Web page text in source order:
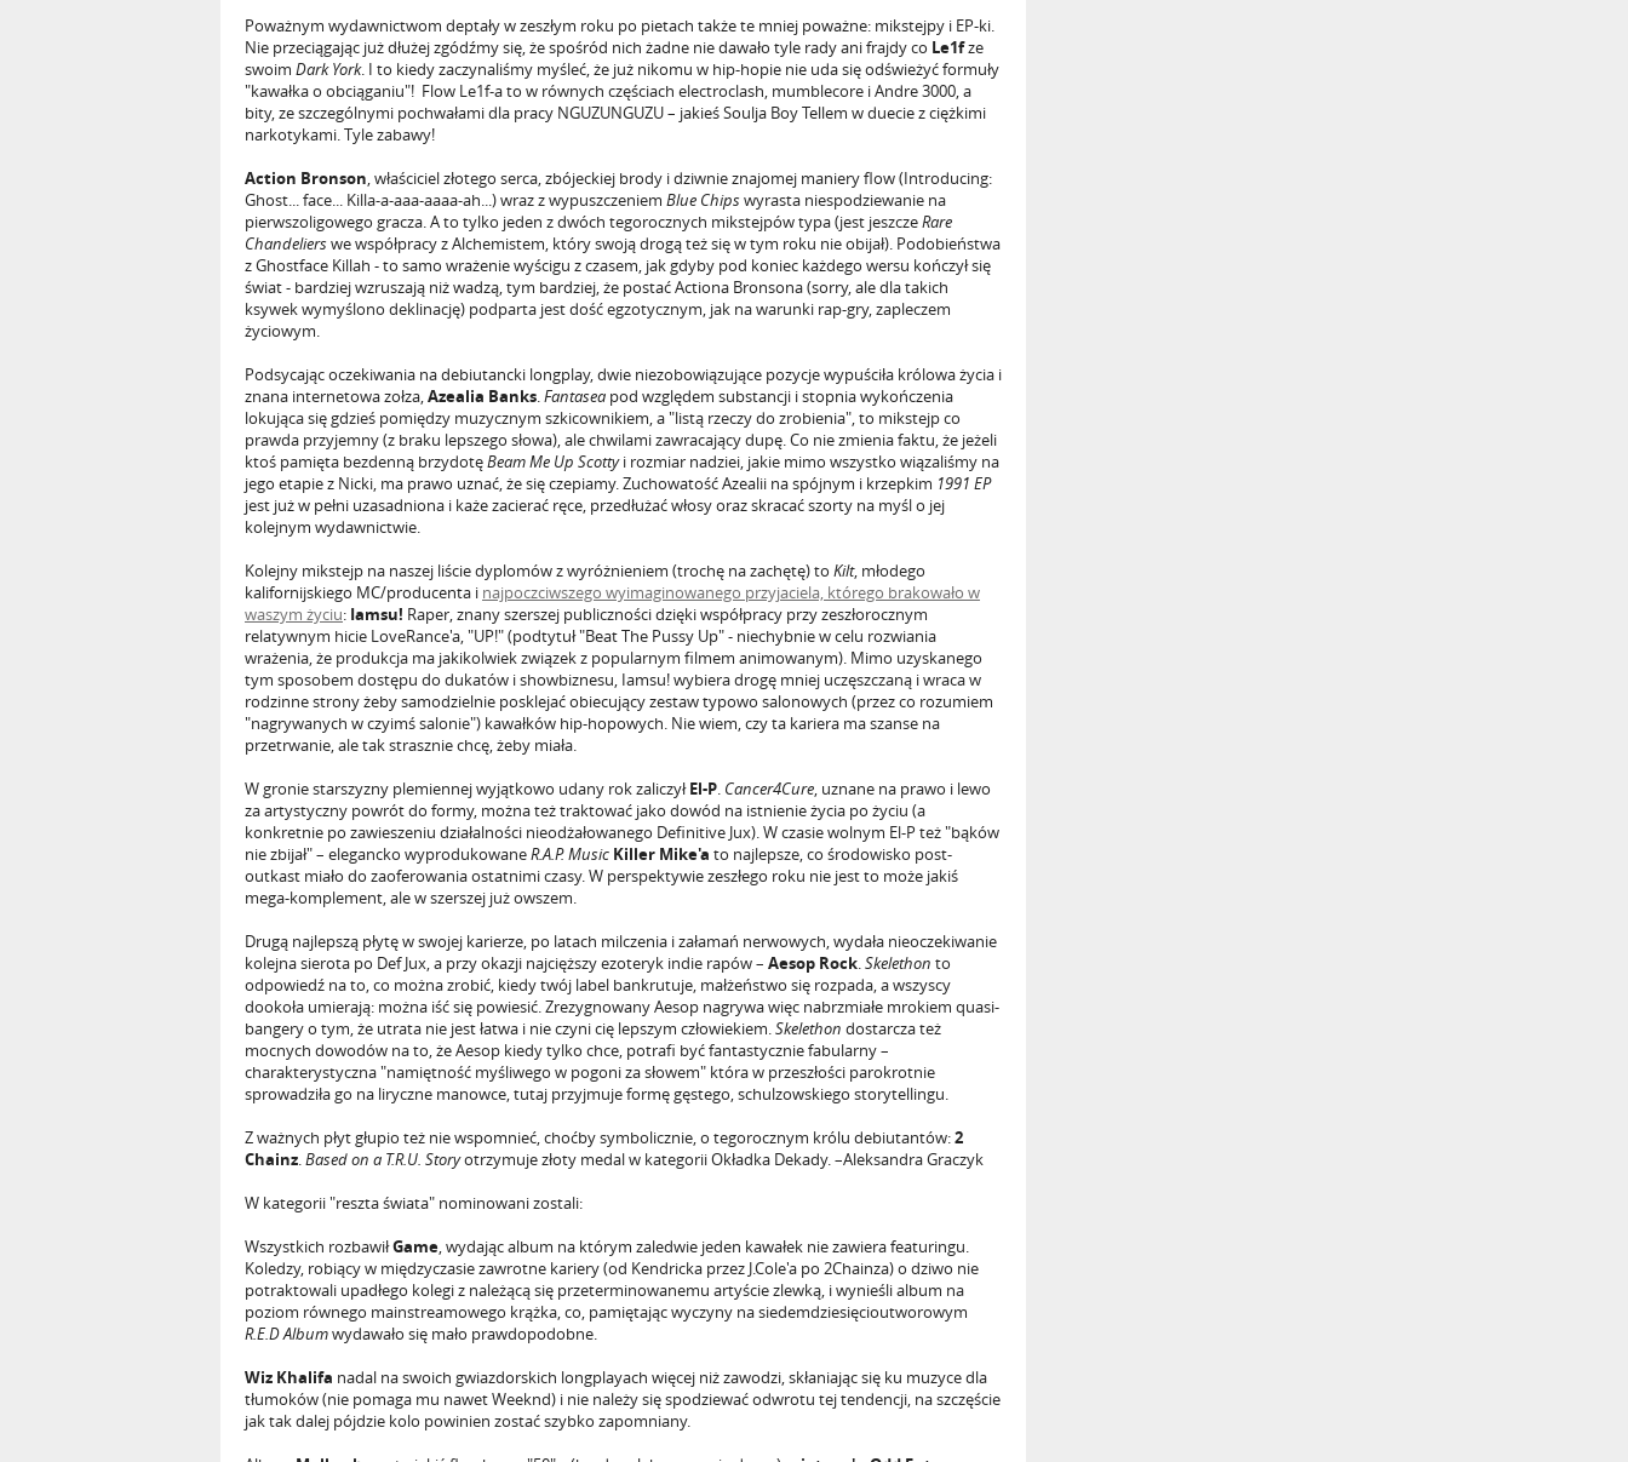
Poważnym wydawnictwom deptały w zeszłym roku po pietach także te mniej poważne: mikstejpy i EP-ki.
Nie przeciągając już dłużej zgódźmy się, że spośród nich żadne nie dawało tyle rady ani frajdy co Le1fze
swoim Dark York. I to kiedy zaczynaliśmy myśleć, że już nikomu w hip-hopie nie uda się odświeżyć formuły
"kawałka o obciąganiu"! Flow Le1f-a to w równych częściach electroclash, mumblecore i Andre 3000, a
bity, ze szczególnymi pochwałami dla pracy NGUZUNGUZU – jakieś Soulja Boy Tellem w duecie z ciężkimi
narkotykami. Tyle zabawy!
Action Bronson, właściciel złotego serca, zbójeckiej brody i dziwnie znajomej maniery flow (Introducing:
Ghost... face... Killa-a-aaa-aaaa-ah...) wraz z wypuszczeniem Blue Chipswyrasta niespodziewanie na
pierwszoligowego gracza. A to tylko jeden z dwóch tegorocznych mikstejpów typa (jest jeszczeRare
Chandelierswe współpracy z Alchemistem, który swoją drogą też się w tym roku nie obijał). Podobieństwa
z Ghostface Killah - to samo wrażenie wyścigu z czasem, jak gdyby pod koniec każdego wersu kończył się
świat - bardziej wzruszają niż wadzą, tym bardziej, że postać Actiona Bronsona (sorry, ale dla takich
ksywek wymyślono deklinację) podparta jest dość egzotycznym, jak na warunki rap-gry, zapleczem
życiowym.
Podsycając oczekiwania na debiutancki longplay, dwie niezobowiązujące pozycje wypuściła królowa życia i
znana internetowa zołza,Azealia Banks.Fantasea pod względem substancji i stopnia wykończenia
lokująca się gdzieś pomiędzy muzycznym szkicownikiem, a "listą rzeczy do zrobienia", to mikstejp co
prawda przyjemny (z braku lepszego słowa), ale chwilami zawracający dupę. Co nie zmienia faktu, że jeżeli
ktoś pamięta bezdenną brzydotęBeam Me Up Scottyi rozmiar nadziei, jakie mimo wszystko wiązaliśmy na
jego etapie z Nicki, ma prawo uznać, że się czepiamy. Zuchowatość Azealii na spójnym i krzepkim 1991 EP
jest już w pełni uzasadniona i każe zacierać ręce, przedłużać włosy oraz skracać szorty na myśl o jej
kolejnym wydawnictwie.
Kolejny mikstejp na naszej liście dyplomów z wyróżnieniem (trochę na zachętę) to Kilt, młodego
kalifornijskiego MC/producenta i najpoczciwszego wyimaginowanego przyjaciela, którego brakowało w
waszym życiu: Iamsu! Raper, znany szerszej publiczności dzięki współpracy przy zeszłorocznym
relatywnym hicie LoveRance'a, "UP!" (podtytuł "Beat The Pussy Up" - niechybnie w celu rozwiania
wrażenia, że produkcja ma jakikolwiek związek z popularnym filmem animowanym). Mimo uzyskanego
tym sposobem dostępu do dukatów i showbiznesu, Iamsu! wybiera drogę mniej uczęszczaną i wraca w
rodzinne strony żeby samodzielnie posklejać obiecujący zestaw typowo salonowych (przez co rozumiem
"nagrywanych w czyimś salonie") kawałków hip-hopowych. Nie wiem, czy ta kariera ma szanse na
przetrwanie, ale tak strasznie chcę, żeby miała.
W gronie starszyzny plemiennej wyjątkowo udany rok zaliczyłEl-P. Cancer4Cure, uznane na prawo i lewo
za artystyczny powrót do formy, można też traktować jako dowód na istnienie życia po życiu (a
konkretnie po zawieszeniu działalności nieodżałowanego Definitive Jux). W czasie wolnym El-P też "bąków
nie zbijał" – elegancko wyprodukowaneR.A.P. Music Killer Mike'a to najlepsze, co środowisko post-
outkast miało do zaoferowania ostatnimi czasy. W perspektywie zeszłego roku nie jest to może jakiś
mega-komplement, ale w szerszej już owszem.
Drugą najlepszą płytę w swojej karierze, po latach milczenia i załamań nerwowych, wydała nieoczekiwanie
kolejna sierota po Def Jux, a przy okazji najcięższy ezoteryk indie rapów – Aesop Rock.Skelethon to
odpowiedź na to, co można zrobić, kiedy twój label bankrutuje, małżeństwo się rozpada, a wszyscy
dookoła umierają: można iść się powiesić. Zrezygnowany Aesop nagrywa więc nabrzmiałe mrokiem quasi-
bangery o tym, że utrata nie jest łatwa i nie czyni cię lepszym człowiekiem.Skelethon dostarcza też
mocnych dowodów na to, że Aesop kiedy tylko chce, potrafi być fantastycznie fabularny –
charakterystyczna "namiętność myśliwego w pogoni za słowem" która w przeszłości parokrotnie
sprowadziła go na liryczne manowce, tutaj przyjmuje formę gęstego, schulzowskiego storytellingu.
Z ważnych płyt głupio też nie wspomnieć, choćby symbolicznie, o tegorocznym królu debiutantów:2
Chainz.Based on a T.R.U. Storyotrzymuje złoty medal w kategorii Okładka Dekady. –Aleksandra Graczyk
W kategorii "reszta świata" nominowani zostali:
Wszystkich rozbawiłGame, wydając album na którym zaledwie jeden kawałek nie zawiera featuringu.
Koledzy, robiący w międzyczasie zawrotne kariery (od Kendricka przez J.Cole'a po 2Chainza) o dziwo nie
potraktowali upadłego kolegi z należącą się przeterminowanemu artyście zlewką, i wynieśli album na
poziom równego mainstreamowego krążka, co, pamiętając wyczyny na siedemdziesięcioutworowym
R.E.D Albumwydawało się mało prawdopodobne.
Wiz Khalifa nadal na swoich gwiazdorskich longplayach więcej niż zawodzi, skłaniając się ku muzyce dla
tłumoków (nie pomaga mu nawet Weeknd) i nie należy się spodziewać odwrotu tej tendencji, na szczęście
jak tak dalej pójdzie kolo powinien zostać szybko zapomniany.